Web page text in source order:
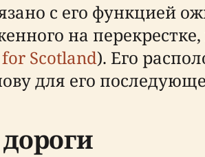
с его функцией
на
Scotland). Его
для его